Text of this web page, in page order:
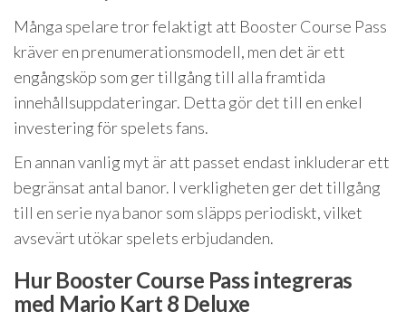
Många spelare tror felaktigt att Booster Course Pass
kräver en prenumerationsmodell, men det är ett
engångsköp som ger tillgång till alla framtida
innehållsuppdateringar. Detta gör det till en enkel
investering för spelets fans.
En annan vanlig myt är att passet endast inkluderar ett
begränsat antal banor. I verkligheten ger det tillgång
till en serie nya banor som släpps periodiskt, vilket
avsevärt utökar spelets erbjudanden.
Hur Booster Course Pass integreras
med Mario Kart 8 Deluxe